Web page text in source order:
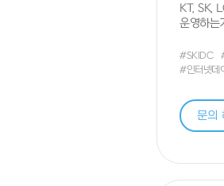
KT, SK,
운영하는
#SKIDC
#인터넷데
문의